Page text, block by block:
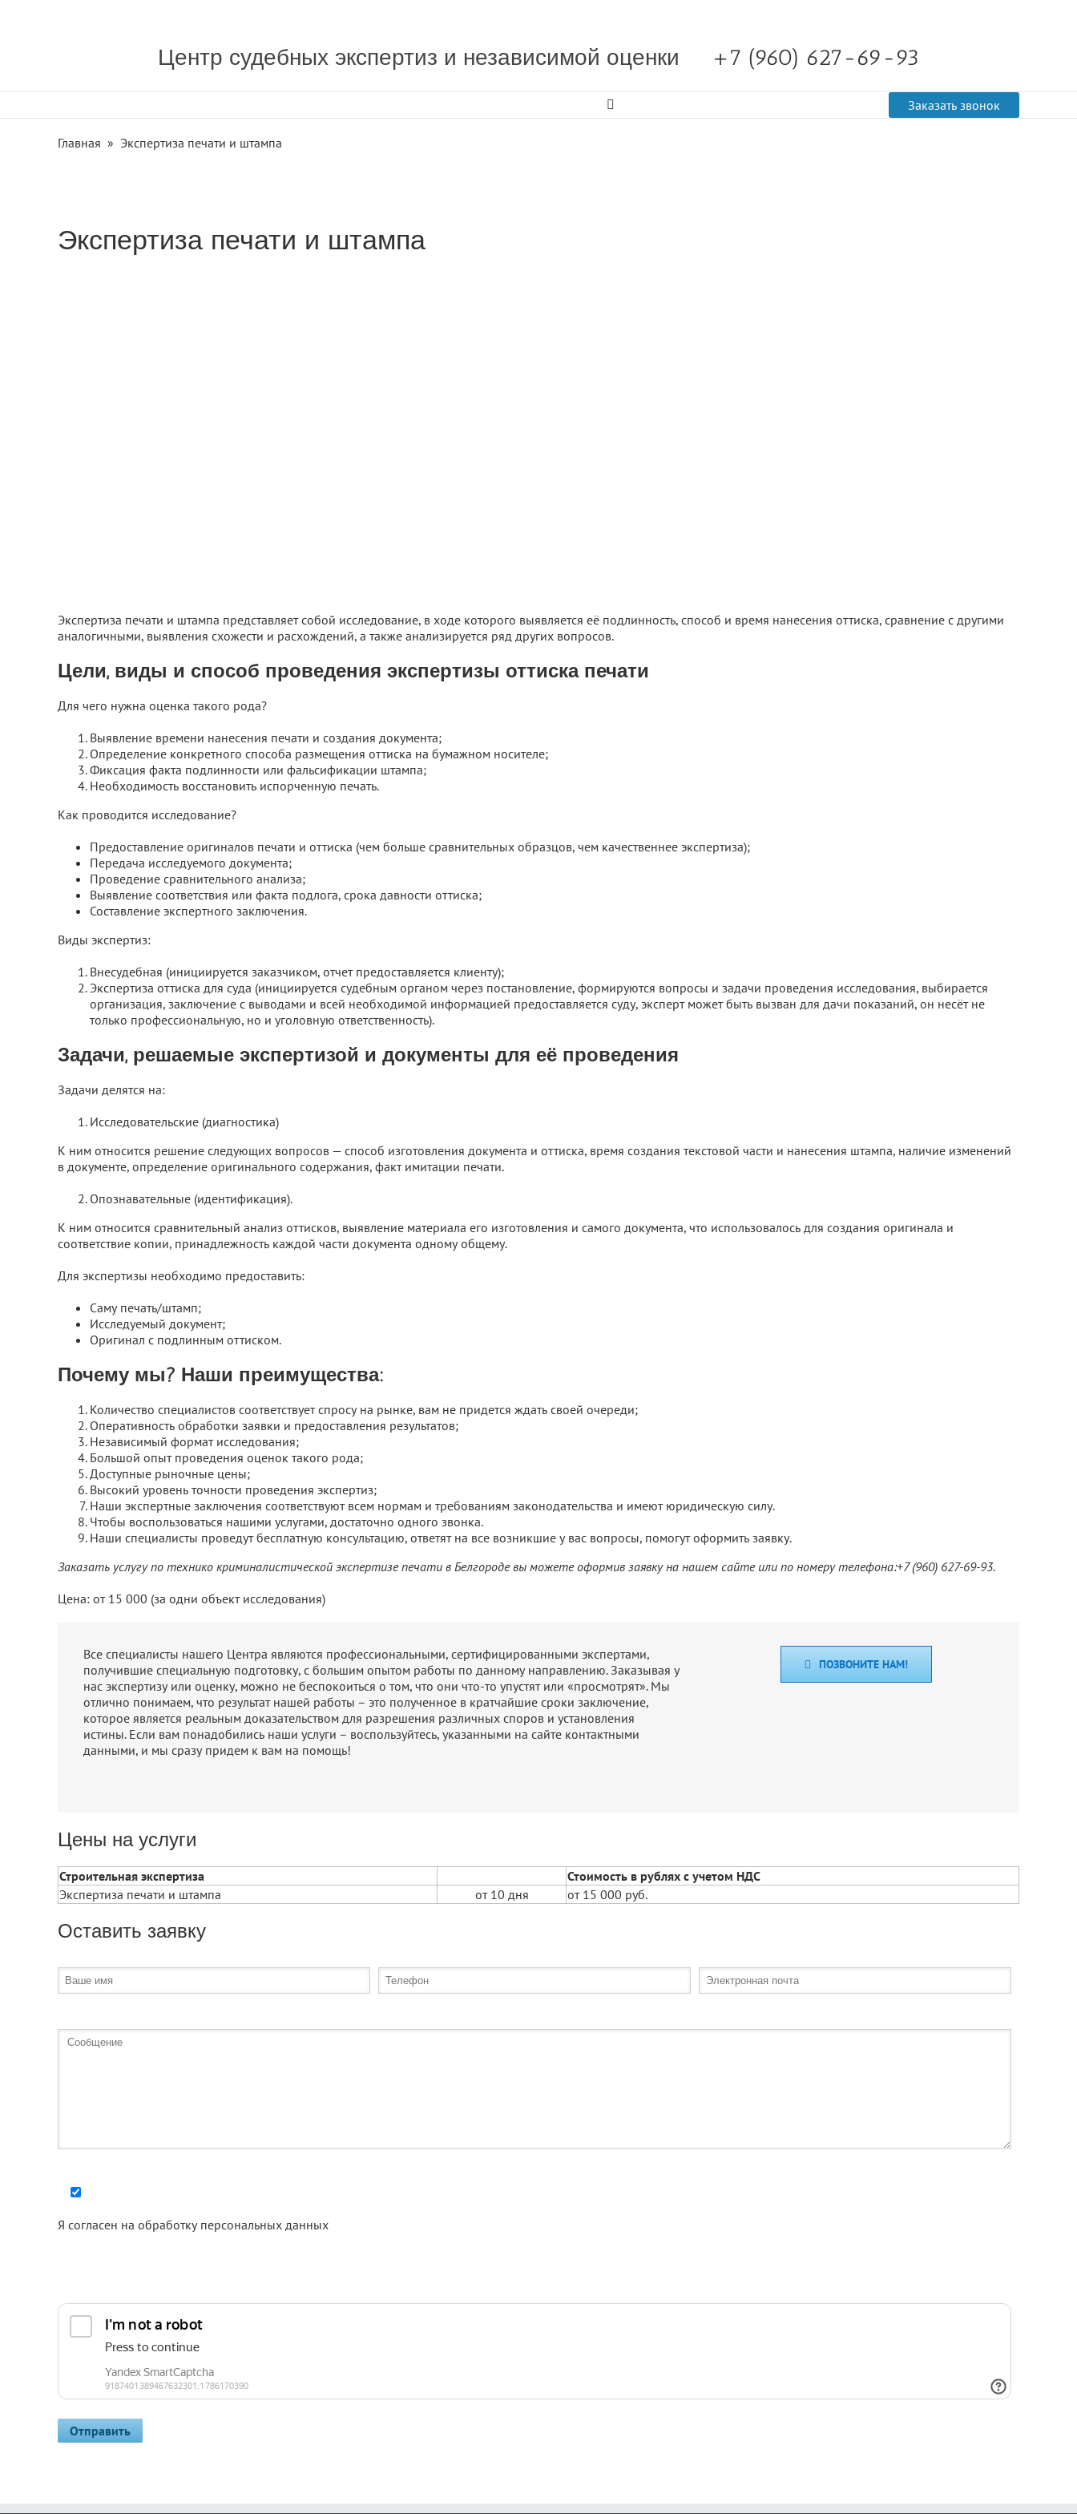
Центр судебных экспертиз и независимой оценки +7 (960) 627-69-93
 Заказать звонок
Главная » Экспертиза печати и штампа
Экспертиза печати и штампа
Экспертиза печати и штампа представляет собой исследование, в ходе которого выявляется её подлинность, способ и время нанесения оттиска, сравнение с другими
аналогичными, выявления схожести и расхождений, а также анализируется ряд других вопросов.
Цели, виды и способ проведения экспертизы оттиска печати
Для чего нужна оценка такого рода?
Выявление времени нанесения печати и создания документа;
Определение конкретного способа размещения оттиска на бумажном носителе;
Фиксация факта подлинности или фальсификации штампа;
Необходимость восстановить испорченную печать.
Как проводится исследование?
Предоставление оригиналов печати и оттиска (чем больше сравнительных образцов, чем качественнее экспертиза);
Передача исследуемого документа;
Проведение сравнительного анализа;
Выявление соответствия или факта подлога, срока давности оттиска;
Составление экспертного заключения.
Виды экспертиз:
Внесудебная (инициируется заказчиком, отчет предоставляется клиенту);
Экспертиза оттиска для суда (инициируется судебным органом через постановление, формируются вопросы и задачи проведения исследования, выбирается
организация, заключение с выводами и всей необходимой информацией предоставляется суду, эксперт может быть вызван для дачи показаний, он несёт не
только профессиональную, но и уголовную ответственность).
Задачи, решаемые экспертизой и документы для её проведения
Задачи делятся на:
Исследовательские (диагностика)
К ним относится решение следующих вопросов — способ изготовления документа и оттиска, время создания текстовой части и нанесения штампа, наличие изменений
в документе, определение оригинального содержания, факт имитации печати.
Опознавательные (идентификация).
К ним относится сравнительный анализ оттисков, выявление материала его изготовления и самого документа, что использовалось для создания оригинала и
соответствие копии, принадлежность каждой части документа одному общему.
Для экспертизы необходимо предоставить:
Саму печать/штамп;
Исследуемый документ;
Оригинал с подлинным оттиском.
Почему мы? Наши преимущества:
Количество специалистов соответствует спросу на рынке, вам не придется ждать своей очереди;
Оперативность обработки заявки и предоставления результатов;
Независимый формат исследования;
Большой опыт проведения оценок такого рода;
Доступные рыночные цены;
Высокий уровень точности проведения экспертиз;
Наши экспертные заключения соответствуют всем нормам и требованиям законодательства и имеют юридическую силу.
Чтобы воспользоваться нашими услугами, достаточно одного звонка.
Наши специалисты проведут бесплатную консультацию, ответят на все возникшие у вас вопросы, помогут оформить заявку.
Заказать услугу по технико криминалистической экспертизе печати в Белгороде вы можете оформив заявку на нашем сайте или по номеру телефона:+7 (960) 627-69-93.
Цена: от 15 000 (за одни объект исследования)
Все специалисты нашего Центра являются профессиональными, сертифицированными экспертами,
получившие специальную подготовку, с большим опытом работы по данному направлению. Заказывая у
нас экспертизу или оценку, можно не беспокоиться о том, что они что-то упустят или «просмотрят». Мы
отлично понимаем, что результат нашей работы – это полученное в кратчайшие сроки заключение,
которое является реальным доказательством для разрешения различных споров и установления
истины. Если вам понадобились наши услуги – воспользуйтесь, указанными на сайте контактными
данными, и мы сразу придем к вам на помощь!
ПОЗВОНИТЕ НАМ!
Цены на услуги
Строительная экспертиза
Стоимость в рублях с учетом НДС
Экспертиза печати и штампа
от 10 дня от 15 000 руб.
Оставить заявку
Я согласен на обработку персональных данных